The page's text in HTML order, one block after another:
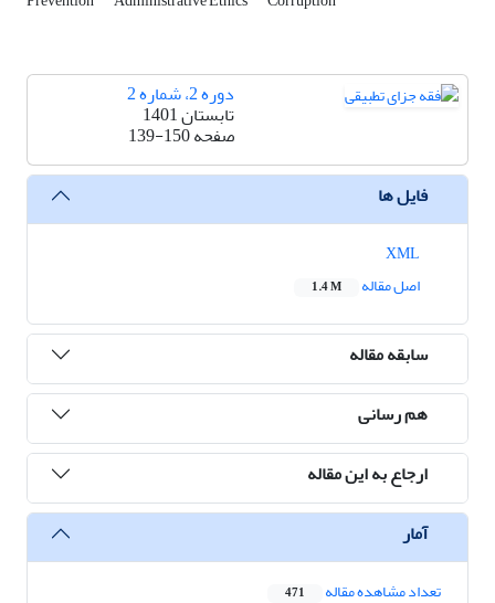
دوره 2، شماره 2
تابستان 1401
صفحه139-150
فایل ها
اصل مقاله
1.4 M
سابقه مقاله
هم رسانی
ارجاع به این مقاله
آمار
تعداد مشاهده مقاله 471